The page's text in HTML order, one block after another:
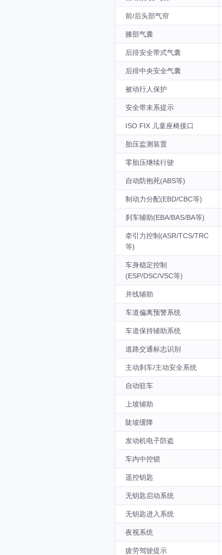
前/后头部气帘
膝部气囊
后排安全带式气囊
后排中央安全气囊
被动行人保护
安全带未系提示
ISO FIX 儿童座椅接口
胎压监测装置
零胎压继续行驶
自动防抱死(ABS等)
制动力分配(EBD/CBC等)
刹车辅助(EBA/BAS/BA等)
牵引力控制(ASR/TCS/TRC
等)
车身稳定控制
(ESP/DSC/VSC等)
并线辅助
车道偏离预警系统
车道保持辅助系统
道路交通标志识别
主动刹车/主动安全系统
自动驻车
上坡辅助
陡坡缓降
发动机电子防盗
车内中控锁
遥控钥匙
无钥匙启动系统
无钥匙进入系统
夜视系统
疲劳驾驶提示